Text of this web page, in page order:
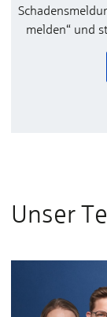
melden“ und
Unser